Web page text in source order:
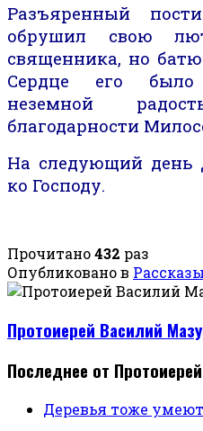
Разъяренный
обрушил свою
священника, но
Сердце его было
неземной
благодарности
На следующий день
ко Господу.
Прочитано432 раз
Опубликовано в Рассказы
Протоиерей Василий
Последнее от
Деревья тоже